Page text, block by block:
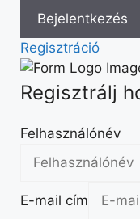
Regisztráció
Regisztrálj
Felhasználónév
E-mail cím